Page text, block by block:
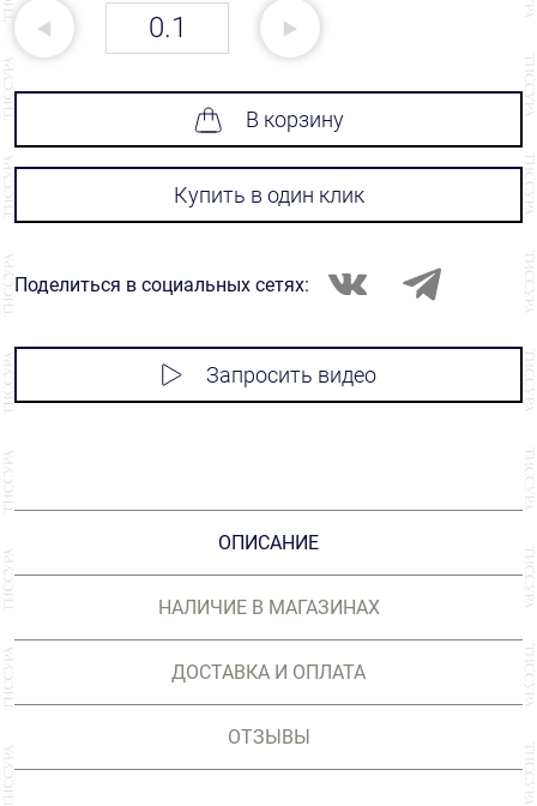
В корзину
Купить в один клик
Поделиться в социальных сетях:
Запросить видео
ОПИСАНИЕ
НАЛИЧИЕ В МАГАЗИНАХ
ДОСТАВКА И ОПЛАТА
ОТЗЫВЫ